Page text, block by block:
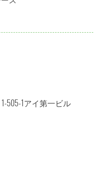
505-1アイ第一ビル